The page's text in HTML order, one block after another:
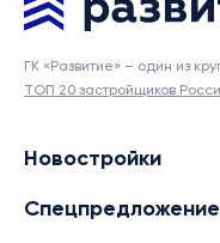
ГК «Развитие» – один из
ТОП 20 застройщиков
Новостройки
Спецпредложение